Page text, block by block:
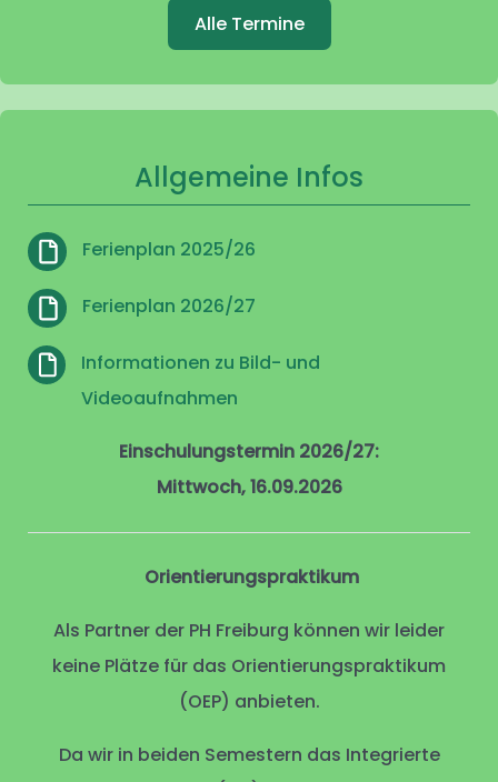
Alle Termine
Allgemeine Infos
Ferienplan 2025/26
Ferienplan 2026/27
Informationen zu Bild- und
Videoaufnahmen
Einschulungstermin 2026/27:
Mittwoch, 16.09.2026
Orientierungspraktikum
Als Partner der PH Freiburg können wir leider
keine Plätze für das Orientierungspraktikum
(OEP) anbieten.
Da wir in beiden Semestern das Integrierte